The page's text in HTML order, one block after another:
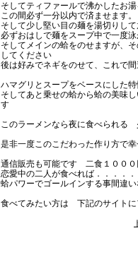
そしてティファールで沸かしたお
この間必ず一分以内で済ませます。
そして少し堅い目の麺を湯切りし
必ずおはしで麺をスープ中で一度
そしてメインの蛤をのせますが、
してください
後は好みでネギをのせて、これで
ハマグリとスープをベースにした
そしてあと乗せの蛤から蛤の美味
す
このラーメンなら夜に食べられ
是非一度このこだわった作り方
通信販売も可能です 二食１００
恋愛中の二人が食べれば．．．．
蛤パワーでゴールインする事間違
食べてみたい方は 下記のサイトに